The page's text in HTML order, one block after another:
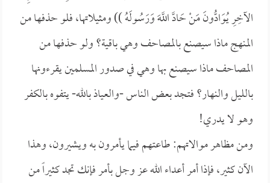
الآخِرِ يُوَادُّونَ مَنْ حَادَّ اللَّهَ وَرَسُولَهُ )) ومثيلاتها، فلو حذفها من
المنهج ماذا سيصنع بالمصاحف وهي باقية؟ ولو حذفها من
المصاحف ماذا سيصنع بها وهي في صدور المسلمين يقرءونها
بالليل والنهار؟ فتجد بعض الناس -والعياذ بالله- يتفوه بالكفر
وهو لا يدري!
ومن مظاهر موالاتهم: طاعتهم فيما يأمرون به ويشيرون، وهذا
الآن كثير، فإذا أمر أعداء الله عز وجل بأمر فإنك تجد كثيراً من